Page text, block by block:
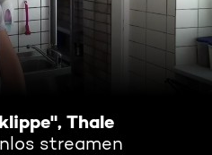
Thale
streamen